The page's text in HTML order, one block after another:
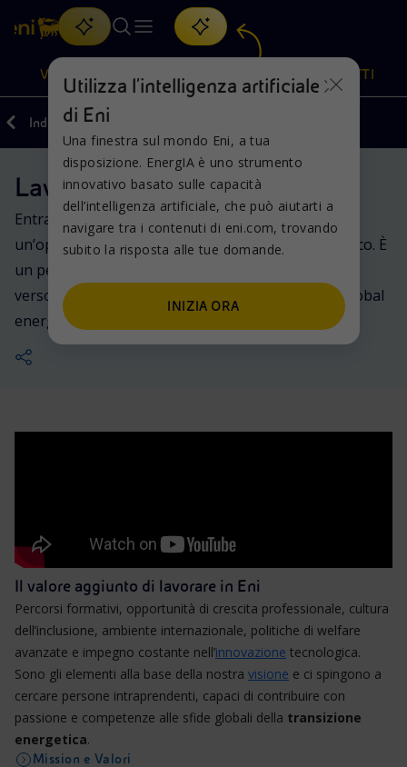
Cerca
Oppure scopri EnergIA, la nostra nuova soluzione di intelligenza
artificiale.
VISIONE
Visione
Mission e valori
Persone e Partnership
Net Zero
Modello satellitare
Azioni
Diversificazione energetica
Tecnologie per la transizione
Collaborazioni per l'innovazione
Attività nel mondo
PRODOTTI
Prodotti
Casa
Imprese
Mobilità
Indietro Carriere
Lavorare in Eni
Entrare a fare parte del mondo di Eni è più di
un’opportunità professionale nel settore energetico. È
un percorso di crescita, nel rispetto delle unicità e
verso una direzione comune, come parte di una global
energy tech company.
Il valore aggiunto di lavorare in Eni
Percorsi formativi, opportunità di crescita professionale, cultura
dell’inclusione, ambiente internazionale, politiche di welfare
avanzate e impegno costante nell’innovazione tecnologica.
Sono gli elementi alla base della nostra visione e ci spingono a
cercare persone intraprendenti, capaci di contribuire con
passione e competenze alle sfide globali della transizione
energetica.
Mission e Valori
Utilizza l'intelligenza artificiale
di Eni
Una finestra sul mondo Eni, a tua
disposizione. EnergIA è uno strumento
innovativo basato sulle capacità
dell’intelligenza artificiale, che può aiutarti a
navigare tra i contenuti di eni.com, trovando
subito la risposta alle tue domande.
INIZIA ORA